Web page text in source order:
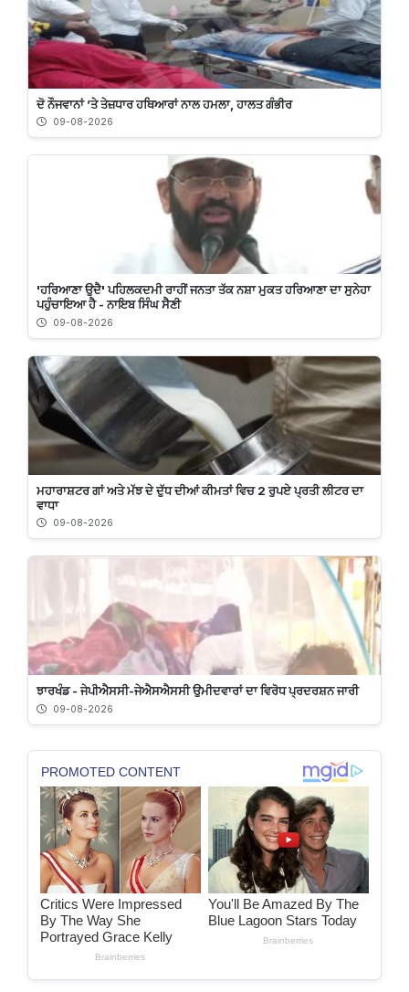
ਦੋ ਨੌਜਵਾਨਾਂ ’ਤੇ ਤੇਜ਼ਧਾਰ ਹਥਿਆਰਾਂ ਨਾਲ ਹਮਲਾ, ਹਾਲਤ ਗੰਭੀਰ
09-08-2026
'ਹਰਿਆਣਾ ਉਦੈ' ਪਹਿਲਕਦਮੀ ਰਾਹੀਂ ਜਨਤਾ ਤੱਕ ਨਸ਼ਾ ਮੁਕਤ ਹਰਿਆਣਾ ਦਾ ਸੁਨੇਹਾ
ਪਹੁੰਚਾਇਆ ਹੈ - ਨਾਇਬ ਸਿੰਘ ਸੈਣੀ
09-08-2026
ਮਹਾਰਾਸ਼ਟਰ ਗਾਂ ਅਤੇ ਮੱਝ ਦੇ ਦੁੱਧ ਦੀਆਂ ਕੀਮਤਾਂ ਵਿਚ 2 ਰੁਪਏ ਪ੍ਰਤੀ ਲੀਟਰ ਦਾ
ਵਾਧਾ
09-08-2026
ਝਾਰਖੰਡ - ਜੇਪੀਐਸਸੀ-ਜੇਐਸਐਸਸੀ ਉਮੀਦਵਾਰਾਂ ਦਾ ਵਿਰੋਧ ਪ੍ਰਦਰਸ਼ਨ ਜਾਰੀ
09-08-2026